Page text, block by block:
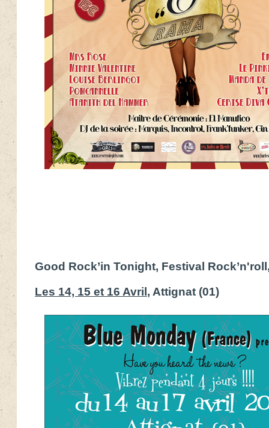
Good Rock’in Tonight, Festival
Les 14, 15 et 16 Avril , Attignat (01)